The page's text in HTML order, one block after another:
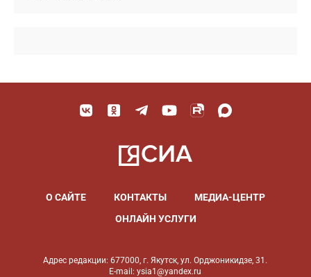
О САЙТЕ КОНТАКТЫ
МЕДИА-ЦЕНТР
ОНЛАЙН УСЛУГИ
Адрес редакции: 677000, г. Якутск, ул. Орджоникидзе, 31.
E-mail: ysia1@yandex.ru